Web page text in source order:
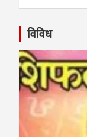
विविध